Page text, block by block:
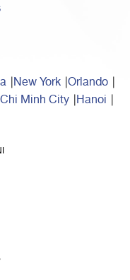
New York Orlando
Minh City Hanoi